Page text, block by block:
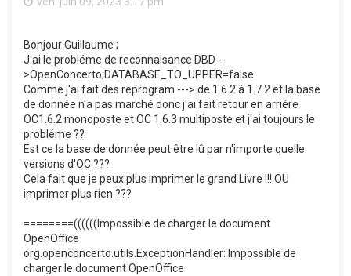
Bonjour Guillaume ;
J'ai le probléme de reconnaisance DBD --
>OpenConcerto;DATABASE_TO_UPPER=false
Comme j'ai fait des reprogram ---> de 1.6.2 à 1.7.2 et la base
de donnée n'a pas marché donc j'ai fait retour en arriére
OC1.6.2 monoposte et OC 1.6.3 multiposte et j'ai toujours le
probléme ??
Est ce la base de donnée peut être lû par n'importe quelle
versions d'OC ???
Cela fait que je peux plus imprimer le grand Livre !!! OU
imprimer plus rien ???
========((((((Impossible de charger le document
OpenOffice
org.openconcerto.utils.ExceptionHandler: Impossible de
charger le document OpenOffice